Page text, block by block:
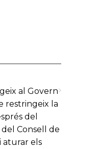
al Govern
restringeix la
del
Consell de
aturar els